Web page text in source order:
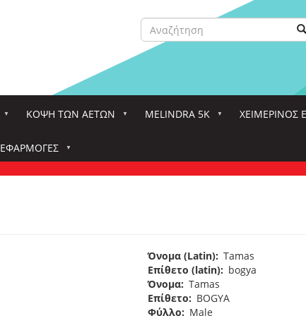
Search
Αναζήτηση
ΚΌΨΗ ΤΩΝ ΑΕΤΏΝ MELINDRA 5K ΧΕΙΜΕΡΙΝΟΣ
ΕΦΑΡΜΟΓΈΣ
Όνομα (Latin) Tamas
Επίθετο (latin)
bogya
Όνομα Tamas
Επίθετο
BOGYA
Φύλλο
Male